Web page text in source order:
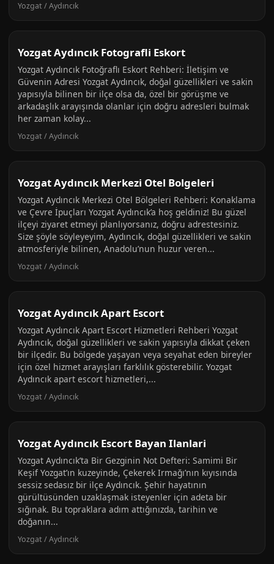
Yozgat / Aydıncık
Yozgat Aydıncık Fotografli Eskort
Yozgat Aydıncık Fotoğraflı Eskort Rehberi: İletişim ve
Güvenin Adresi Yozgat Aydıncık, doğal güzellikleri ve sakin
yapısıyla bilinen bir ilçe olsa da, özel bir görüşme ve
arkadaşlık arayışında olanlar için doğru adresleri bulmak
her zaman kolay...
Yozgat / Aydıncık
Yozgat Aydıncık Merkezi Otel Bolgeleri
Yozgat Aydıncık Merkezi Otel Bölgeleri Rehberi: Konaklama
ve Çevre İpuçları Yozgat Aydıncık’a hoş geldiniz! Bu güzel
ilçeyi ziyaret etmeyi planlıyorsanız, doğru adrestesiniz.
Size şöyle söyleyeyim, Aydıncık, doğal güzellikleri ve sakin
atmosferiyle bilinen, Anadolu’nun huzur veren...
Yozgat / Aydıncık
Yozgat Aydıncık Apart Escort
Yozgat Aydıncık Apart Escort Hizmetleri Rehberi Yozgat
Aydıncık, doğal güzellikleri ve sakin yapısıyla dikkat çeken
bir ilçedir. Bu bölgede yaşayan veya seyahat eden bireyler
için özel hizmet arayışları farklılık gösterebilir. Yozgat
Aydıncık apart escort hizmetleri,...
Yozgat / Aydıncık
Yozgat Aydıncık Escort Bayan Ilanlari
Yozgat Aydıncık’ta Bir Gezginin Not Defteri: Samimi Bir
Keşif Yozgat’ın kuzeyinde, Çekerek Irmağı’nın kıyısında
sessiz sedasız bir ilçe Aydıncık. Şehir hayatının
gürültüsünden uzaklaşmak isteyenler için adeta bir
sığınak. Bu topraklara adım attığınızda, tarihin ve
doğanın...
Yozgat / Aydıncık